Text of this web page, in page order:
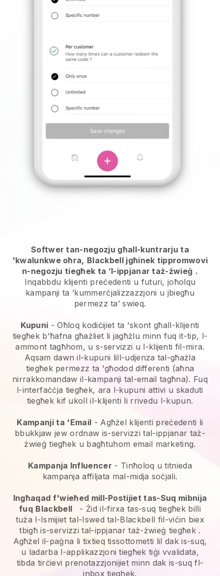
Softwer tan-negozju għall-kuntrarju ta
'kwalunkwe oħra, Blackbell jgħinek tippromwovi
n-negozju tiegħek ta ’l-ippjanar taż-żwieġ .
Inqabbdu klijenti preċedenti u futuri, joħolqu
kampanji ta ’kummerċjalizzazzjoni u jbiegħu
permezz ta’ swieq.
Kupuni - Oħloq kodiċijiet ta 'skont għall-klijenti
tiegħek b'ħafna għażliet li jagħżlu minn fuq it-tip, l-
ammont tagħhom, u s-servizzi u l-klijenti fil-mira.
Aqsam dawn il-kupuni lill-udjenza tal-għażla
tiegħek permezz ta 'għodod differenti (aħna
nirrakkomandaw il-kampanji tal-email tagħna). Fuq
l-interfaċċja tiegħek, ara l-kupuni attivi u skaduti
tiegħek kif ukoll il-klijenti li rrivedu l-kupun.
Kampanji ta 'Email - Agħżel klijenti preċedenti li
bbukkjaw jew ordnaw is-servizzi tal-ippjanar taż-
żwieġ tiegħek u bagħtuhom email marketing.
Kampanja Influencer - Tinħoloq u titnieda
kampanja affiljata mal-midja soċjali.
Ingħaqad f'wieħed mill-Postijiet tas-Suq mibnija
fuq Blackbell - Żid il-firxa tas-suq tiegħek billi
tuża l-Ismijiet tal-Iswed tal-Blackbell fil-viċin biex
tbigħ is-servizzi tal-ippjanar taż-żwieġ tiegħek.
Agħżel il-paġna li tixtieq tissottometti lil dak is-suq,
u ladarba l-applikazzjoni tiegħek tiġi vvalidata,
tibda tirċievi prenotazzjonijiet minn dak is-suq fl-
inbox tieghek.